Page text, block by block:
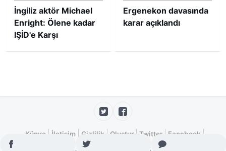
İngiliz aktör Michael
Enright: Ölene kadar
IŞİD'e Karşı
Ergenekon davasında
karar açıklandı
Künye İletişim Gizlilik Oluştur Twitter Facebook